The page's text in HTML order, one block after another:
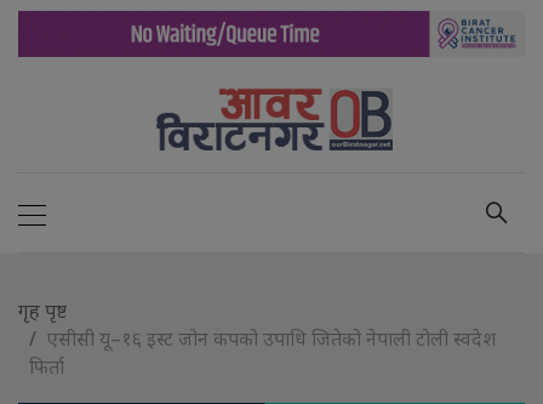
गृह पृष्ट
एसीसी यू–१६ इस्ट जोन कपको उपाधि जितेको नेपाली टोली स्वदेश
फिर्ता